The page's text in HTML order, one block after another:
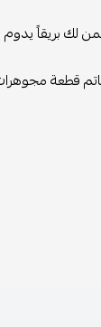
لك بريقاً يدوم
قطعة